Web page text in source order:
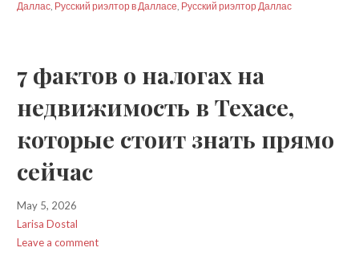
Даллас, Русский риэлтор в Далласе, Русский риэлтор Даллас
7 фактов о налогах на
недвижимость в Техасе,
которые стоит знать прямо
сейчас
May 5, 2026
Larisa Dostal
Leave a comment